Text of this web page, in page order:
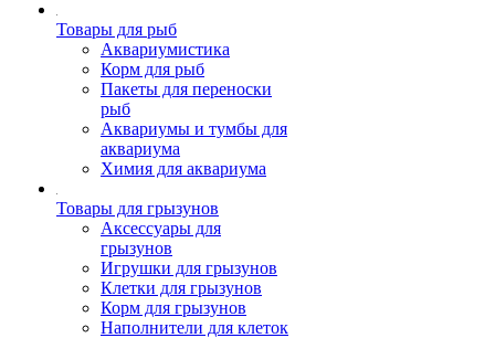
Товары для рыб
Аквариумистика
Корм для рыб
Пакеты для переноски
рыб
Аквариумы и тумбы для
аквариума
Химия для аквариума
Товары для грызунов
Аксессуары для
грызунов
Игрушки для грызунов
Клетки для грызунов
Корм для грызунов
Наполнители для клеток